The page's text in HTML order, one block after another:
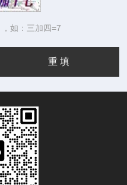
如：三加四=7